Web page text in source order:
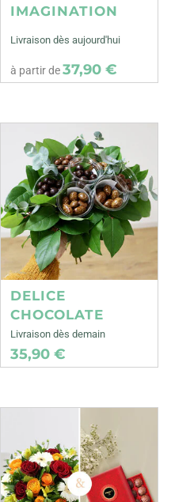
IMAGINATION
Livraison dès aujourd'hui
à partir de37,90 €
DELICE
CHOCOLATE
Livraison dès demain
35,90 €